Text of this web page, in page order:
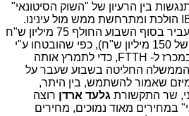
בין הרעיון של "השוק הסיטונאי"
לבין פריסת הסיבים של IBC הולכת ומתרחשת ממש מול עינינו.
מצד אחד, משרד האוצר העביר בסוף השבוע החולף 75 מיליון ש"ח
מקדמה (על חשבון המענק של 150 מיליון ש"ח), כפי שהובטחו ע"י
המדינה ל-IBC עם זכייתה במכרז ל- FTTH, כדי לתמרץ אותה
הממשלה החליטה בשבוע שעבר על
שאמור להשתמש, בין היתר,
שר התקשורת גלעד ארדן רוצה
במחירים מאוד נמוכים, מחירים